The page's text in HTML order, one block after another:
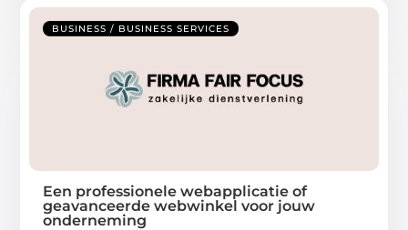
BUSINESS / BUSINESS SERVICES
Een professionele webapplicatie of
geavanceerde webwinkel voor jouw
onderneming